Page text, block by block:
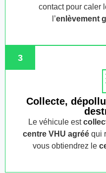
contact pour caler
l’enlèvement
3
Collecte,
Le véhicule est
centre VHU agrééqui
vous obtiendrez le